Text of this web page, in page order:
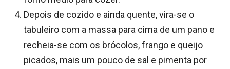
Depois de cozido e ainda quente, vira-se o
tabuleiro com a massa para cima de um pano e
recheia-se com os brócolos, frango e queijo
picados, mais um pouco de sal e pimenta por